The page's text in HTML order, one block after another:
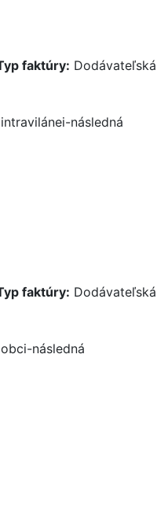
faktúry: Dodávateľská
následná
faktúry: Dodávateľská
následná